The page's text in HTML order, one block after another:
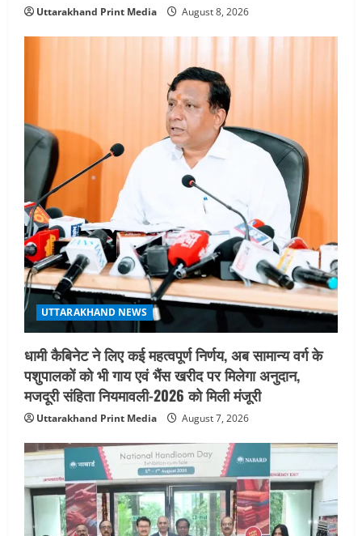
Uttarakhand Print Media August 8, 2026
UTTARAKHAND NEWS
धामी कैबिनेट ने लिए कई महत्वपूर्ण निर्णय, अब सामान्य वर्ग के
पशुपालकों को भी गाय एवं भैंस खरीद पर मिलेगा अनुदान,
मजदूरी संहिता नियमावली-2026 को मिली मंजूरी
Uttarakhand Print Media August 7, 2026